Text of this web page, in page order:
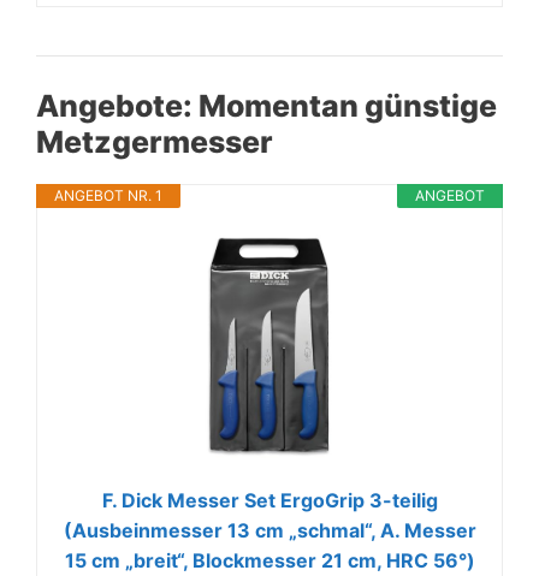
Angebote: Momentan günstige
Metzgermesser
ANGEBOT
ANGEBOT NR. 1
F. Dick Messer Set ErgoGrip 3-teilig
(Ausbeinmesser 13 cm „schmal“, A. Messer
15 cm „breit“, Blockmesser 21 cm, HRC 56°)